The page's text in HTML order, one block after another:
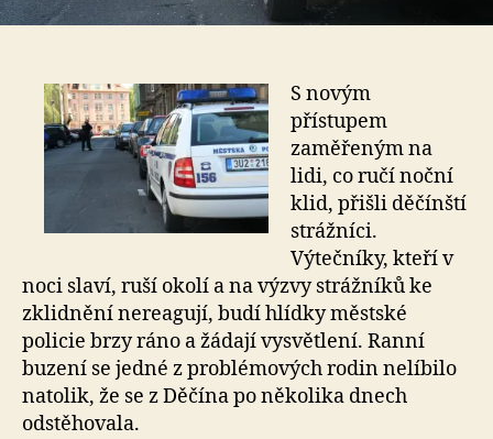
S novým
přístupem
zaměřeným na
lidi, co ručí noční
klid, přišli děčínští
strážníci.
Výtečníky, kteří v
noci slaví, ruší okolí a na výzvy strážníků ke
zklidnění nereagují, budí hlídky městské
policie brzy ráno a žádají vysvětlení. Ranní
buzení se jedné z problémových rodin nelíbilo
natolik, že se z Děčína po několika dnech
odstěhovala.